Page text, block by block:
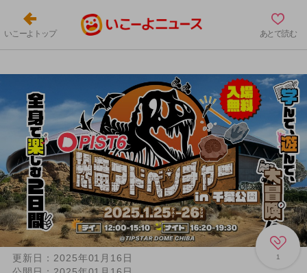
いこーよトップ あとで読む
1
更新日： 2025年01月16日